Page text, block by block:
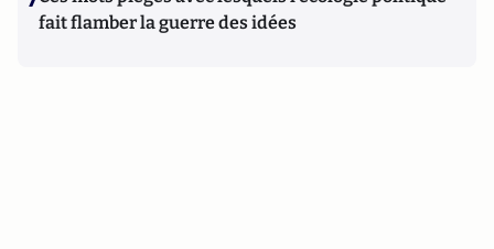
fait flamber la guerre des idées